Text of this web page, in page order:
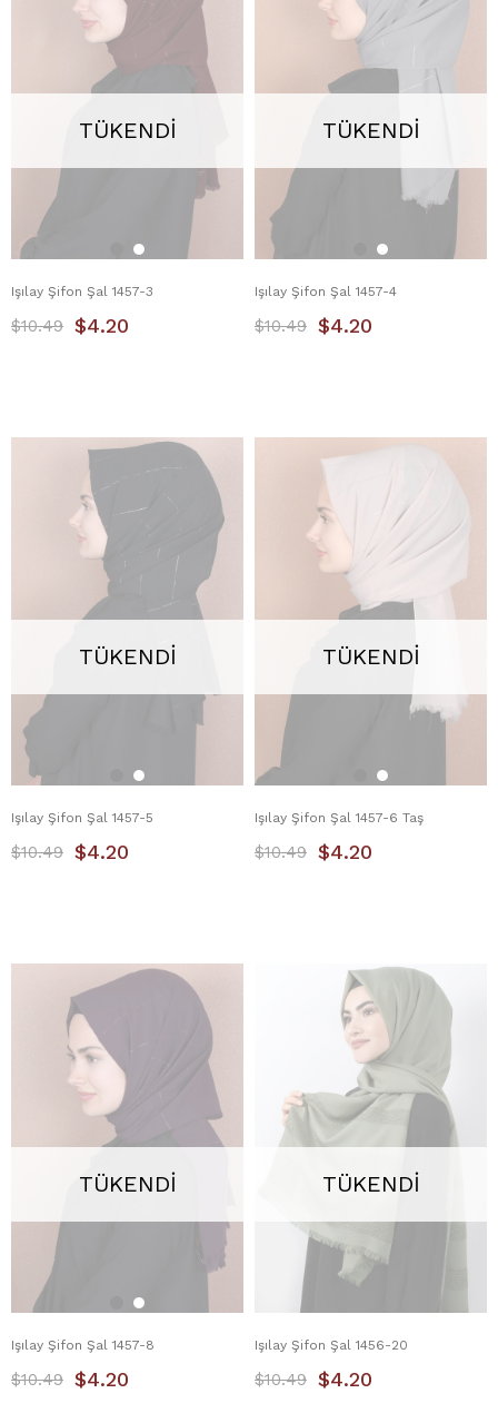
TÜKENDI
Işılay Şifon Şal 1457-3
$4.20
$10.49
TÜKENDI
Işılay Şifon Şal 1457-4
$4.20
$10.49
TÜKENDI
Işılay Şifon Şal 1457-5
$4.20
$10.49
TÜKENDI
Işılay Şifon Şal 1457-6 Taş
$4.20
$10.49
TÜKENDI
Işılay Şifon Şal 1457-8
$4.20
$10.49
TÜKENDI
Işılay Şifon Şal 1456-20
$4.20
$10.49